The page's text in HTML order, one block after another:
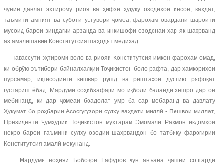
чунин давлат эҳтирому риоя ва ҳифзи ҳуқуқу озодиҳои инсон, ваҳдат,
таъмини амният ва суботи устувори ҷомеа, фароҳам овардани шароити
мусоид барои зиндагии арзанда ва инкишофи озодонаи ҳар як шаҳрванд
аз амалишавии Конститутсия шаҳодат медиҳад.
Тавассути эҳтироми воло ва риояи Конститутсия имкон фароҳам омад,
ки обрӯю эътибори байналхалқии Тоҷикистон боло рафта, дар ҳамкориҳои
пурсамар, иқтисодиёти кишвар рушд ва риштаҳои дӯстию рафоқат
густариш ёбад. Мардуми соҳибзафари мо иқболи баланди хешро дар он
мебинанд, ки дар ҷомеаи боадолат умр ба сар мебаранд ва давлату
Ҳукумат бо роҳбарии Асосгугузори сулҳу ваҳдати миллӣ - Пешвои миллат,
Президенти Ҷумҳурии Тоҷикистон муҳтарам Эмомалӣ Раҳмон икдомҳои
некро барои таъмини сулҳу озодии шаҳрвандон бо татбиқу фарогирии
Конститутсия амалӣ мекунанд.
Мардуми ноҳияи Бобоҷон Ғафуров чун анъана ҷашни солгарди